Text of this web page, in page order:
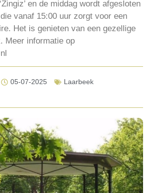
en de middag wordt afgesloten
die vanaf 15:00 uur zorgt voor een
Het is genieten van een gezellige
Meer informatie op
05-07-2025
Laarbeek